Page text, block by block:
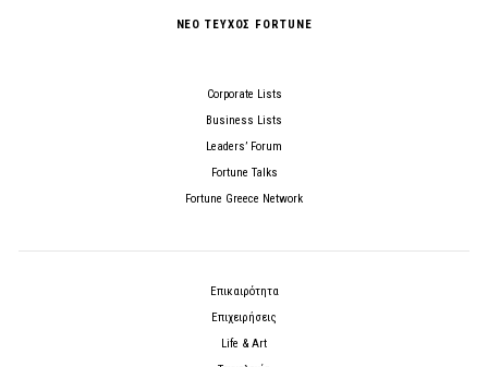
ΝΕΟ ΤΕΥΧΟΣ FORTUNE
Corporate Lists
Business Lists
Leaders’ Forum
Fortune Talks
Fortune Greece Network
Επικαιρότητα
Επιχειρήσεις
Life & Art